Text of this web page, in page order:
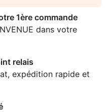
1ère commande
dans votre
relais
expédition rapide et